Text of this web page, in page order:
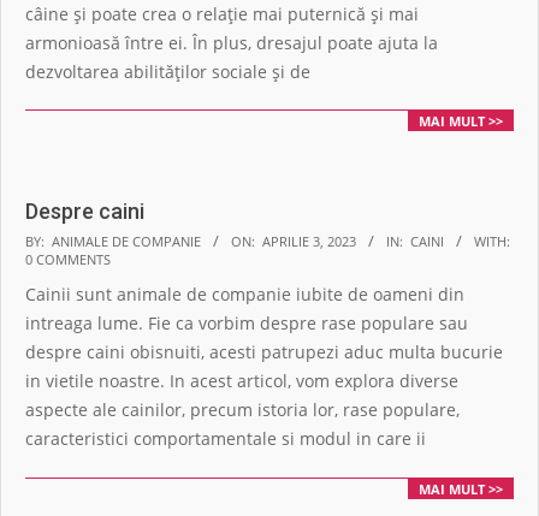
câine și poate crea o relație mai puternică și mai
armonioasă între ei. În plus, dresajul poate ajuta la
dezvoltarea abilităților sociale și de
MAI MULT >>
Despre caini
2023-
04-
03
BY: ANIMALE DE COMPANIE ON: APRILIE 3, 2023 IN: CAINI
WITH:
0 COMMENTS
Cainii sunt animale de companie iubite de oameni din
intreaga lume. Fie ca vorbim despre rase populare sau
despre caini obisnuiti, acesti patrupezi aduc multa bucurie
in vietile noastre. In acest articol, vom explora diverse
aspecte ale cainilor, precum istoria lor, rase populare,
caracteristici comportamentale si modul in care ii
MAI MULT >>